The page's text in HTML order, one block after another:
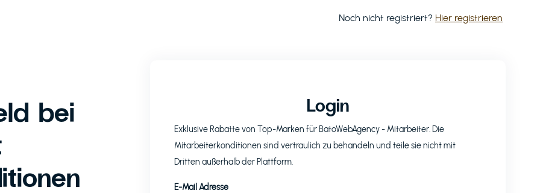
Noch nicht registriert? Hier registrieren
bei
Login
Exklusive Rabatte von Top-Marken für BatoWebAgency- Mitarbeiter. Die
Mitarbeiterkonditionen sind vertraulich zu behandeln und teile sie nicht mit
Dritten außerhalb der Plattform.
E-Mail Adresse